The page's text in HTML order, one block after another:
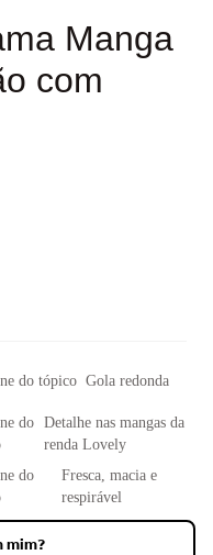
Manga
com
Gola redonda
Detalhe nas mangas da
renda Lovely
Fresca, macia e
respirável
mim?